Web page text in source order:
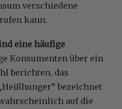
verschiedene
kann.
eine häufige
Konsumenten über ein
berichten, das
bezeichnet
auf die